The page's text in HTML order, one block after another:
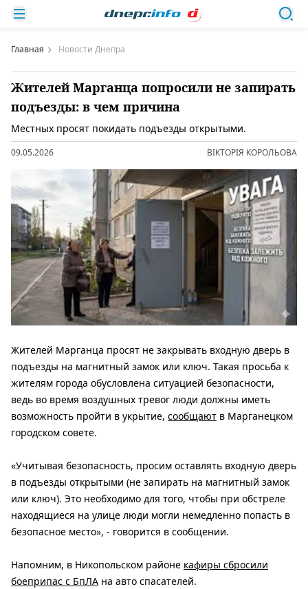
Главная Новости Днепра
Жителей Марганца попросили не запирать
подъезды: в чем причина
Местных просят покидать подъезды открытыми.
09.05.2026 ВІКТОРІЯ КОРОЛЬОВА
Жителей Марганца просят не закрывать входную дверь в
подъезды на магнитный замок или ключ. Такая просьба к
жителям города обусловлена ​​ситуацией безопасности,
ведь во время воздушных тревог люди должны иметь
возможность пройти в укрытие, сообщают в Марганецком
городском совете.
«Учитывая безопасность, просим оставлять входную дверь
в подъезды открытыми (не запирать на магнитный замок
или ключ). Это необходимо для того, чтобы при обстреле
находящиеся на улице люди могли немедленно попасть в
безопасное место», - говорится в сообщении.
Напомним, в Никопольском районе кафиры сбросили
боеприпас с БпЛА на авто спасателей.